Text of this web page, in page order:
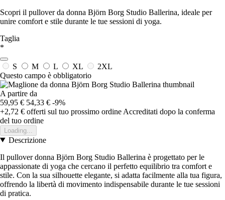
Scopri il pullover da donna Björn Borg Studio Ballerina, ideale per
unire comfort e stile durante le tue sessioni di yoga.
Taglia
*
S M L XL
2XL
Questo campo è obbligatorio
A partire da
59,95 € 54,33 € -9%
+2,72 € offerti sul tuo prossimo ordine Accreditati dopo la conferma
del tuo ordine
Loading...
Descrizione
Il pullover donna Björn Borg Studio Ballerina è progettato per le
appassionate di yoga che cercano il perfetto equilibrio tra comfort e
stile. Con la sua silhouette elegante, si adatta facilmente alla tua figura,
offrendo la libertà di movimento indispensabile durante le tue sessioni
di pratica.